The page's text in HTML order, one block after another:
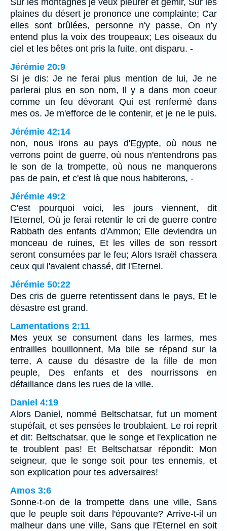
plaines du désert je prononce une complainte; Car
elles sont brûlées, personne n'y passe, On n'y
entend plus la voix des troupeaux; Les oiseaux du
ciel et les bêtes ont pris la fuite, ont disparu. -
Jérémie 20:9
Si je dis: Je ne ferai plus mention de lui, Je ne
parlerai plus en son nom, Il y a dans mon coeur
comme un feu dévorant Qui est renfermé dans
mes os. Je m'efforce de le contenir, et je ne le puis.
Jérémie 42:14
non, nous irons au pays d'Egypte, où nous ne
verrons point de guerre, où nous n'entendrons pas
le son de la trompette, où nous ne manquerons
pas de pain, et c'est là que nous habiterons, -
Jérémie 49:2
C'est pourquoi voici, les jours viennent, dit
l'Eternel, Où je ferai retentir le cri de guerre contre
Rabbath des enfants d'Ammon; Elle deviendra un
monceau de ruines, Et les villes de son ressort
seront consumées par le feu; Alors Israël chassera
ceux qui l'avaient chassé, dit l'Eternel.
Jérémie 50:22
Des cris de guerre retentissent dans le pays, Et le
désastre est grand.
Lamentations 2:11
Mes yeux se consument dans les larmes, mes
entrailles bouillonnent, Ma bile se répand sur la
terre, A cause du désastre de la fille de mon
peuple, Des enfants et des nourrissons en
défaillance dans les rues de la ville.
Daniel 4:19
Alors Daniel, nommé Beltschatsar, fut un moment
stupéfait, et ses pensées le troublaient. Le roi reprit
et dit: Beltschatsar, que le songe et l'explication ne
te troublent pas! Et Beltschatsar répondit: Mon
seigneur, que le songe soit pour tes ennemis, et
son explication pour tes adversaires!
Amos 3:6
Sonne-t-on de la trompette dans une ville, Sans
que le peuple soit dans l'épouvante? Arrive-t-il un
malheur dans une ville, Sans que l'Eternel en soit